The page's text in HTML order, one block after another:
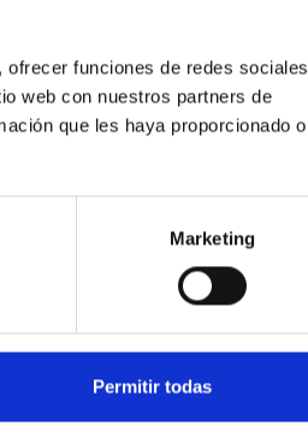
funciones de redes sociales
web con nuestros partners de
que les haya proporcionado o
Marketing
Permitir todas